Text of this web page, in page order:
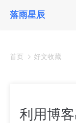
落雨星辰
首页 好文收藏
利用博